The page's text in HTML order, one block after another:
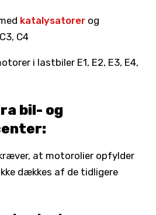
katalysatorer og
C4
i lastbiler E1, E2, E3, E4,
bil- og
at motorolier opfylder
dækkes af de tidligere